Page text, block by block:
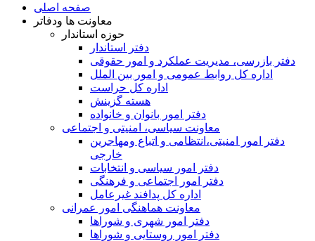
صفحه اصلی
معاونت ها ودفاتر
حوزه استاندار
دفتر استاندار
دفتر بازرسی، مدیریت عملکرد و امور حقوقی
اداره کل روابط عمومی و امور بین الملل
اداره کل حراست
هسته گزینش
دفتر امور بانوان و خانواده
معاونت سیاسی، امنیتی و اجتماعی
دفتر امور امنيتی،انتظامی و اتباع ومهاجرین
خارجی
دفتر امور سیاسی و انتخابات
دفتر امور اجتماعی و فرهنگی
اداره کل پدافند غیرعامل
معاونت هماهنگی امور عمرانی
دفتر امور شهری و شوراها
دفتر امور روستایی و شوراها